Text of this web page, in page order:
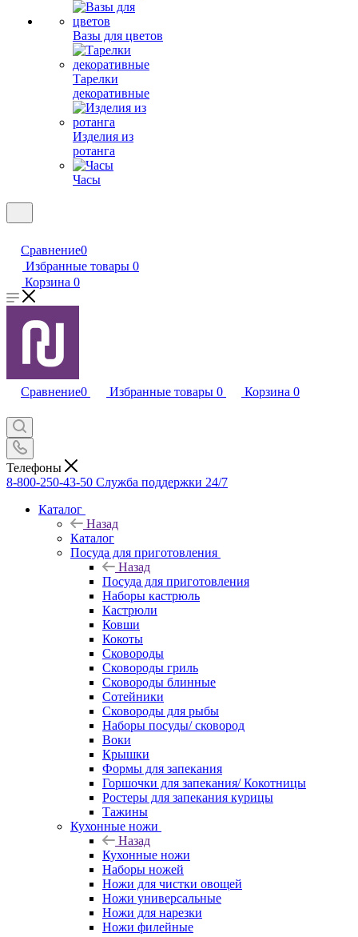
Вазы для цветов
Тарелки
декоративные
Изделия из
ротанга
Часы
Сравнение0
Избранные товары 0
Корзина 0
Сравнение0 Избранные товары 0 Корзина 0
Телефоны
8-800-250-43-50 Служба поддержки 24/7
Каталог
Назад
Каталог
Посуда для приготовления
Назад
Посуда для приготовления
Наборы кастрюль
Кастрюли
Ковши
Кокоты
Сковороды
Сковороды гриль
Сковороды блинные
Сотейники
Сковороды для рыбы
Наборы посуды/ сковород
Воки
Крышки
Формы для запекания
Горшочки для запекания/ Кокотницы
Ростеры для запекания курицы
Тажины
Кухонные ножи
Назад
Кухонные ножи
Наборы ножей
Ножи для чистки овощей
Ножи универсальные
Ножи для нарезки
Ножи филейные